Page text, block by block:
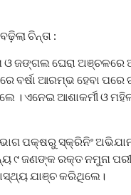
ଚିନ୍ତା :
ଓ ଜଙ୍ଗଲ ଘେରା ଅଞ୍ଚଳରେ
ବର୍ଷା ଆରମ୍ଭ ହେବା
ଏନେଇ ଆଶାକର୍ମୀ ଓ
ପକ୍ଷରୁ ସ୍କ୍ରିନିଂ
୯ ଜଣଙ୍କ ରକ୍ତ ନମୁନା
ଯାଞ୍ଚ କରିଥିଲେ।